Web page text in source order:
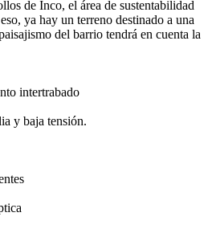
de Inco, el área de sustentabilidad
ya hay un terreno destinado a una
del barrio tendrá en cuenta la
intertrabado
y baja tensión.